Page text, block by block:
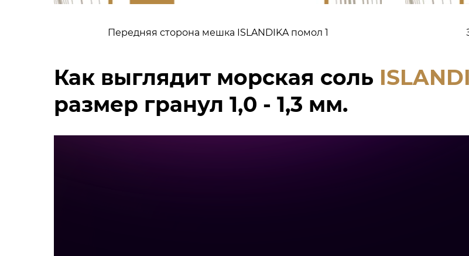
Передняя сторона мешка ISLANDIKA помол 1
Как выглядит морская соль
размер гранул 1,0 - 1,3 мм.